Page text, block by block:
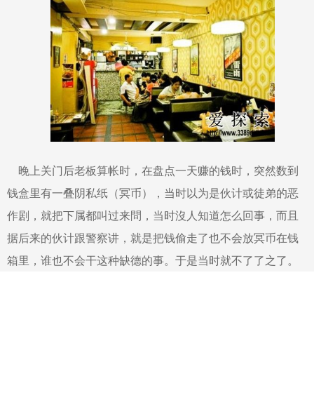
晚上关门后老板算帐时，在盘点一天赚的钱时，突然数到
钱盒里有一叠阴私纸（冥币），当时以为是伙计或徒弟的恶
作剧，就把下属都叫过来問，当时沒人知道怎么回事，而且
据后来的伙计跟警察讲，就是把钱偷走了也不会放冥币在钱
箱里，谁也不会干这种缺德的事。于是当时就不了了之了。